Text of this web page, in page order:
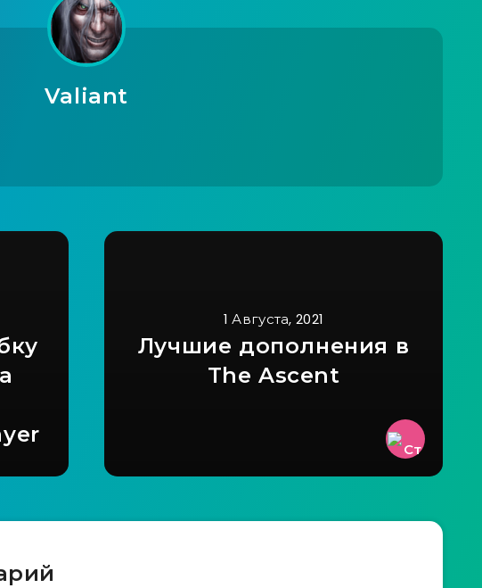
Valiant
1 Августа, 2021
Лучшие дополнения в
The Ascent